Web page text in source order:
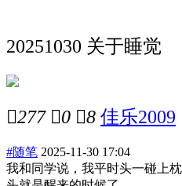
20251030 关于睡觉
277 0 8 佳乐2009
#随笔 2025-11-30 17:04
我和同学说，我平时头一碰上